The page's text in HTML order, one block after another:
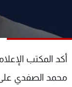
أكد المكتب
محمد الصفدي
جدول البرامج
الترددات